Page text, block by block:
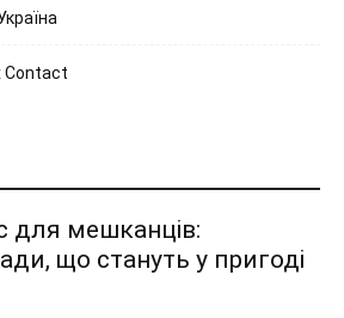
Contact
для мешканців:
що стануть у пригоді